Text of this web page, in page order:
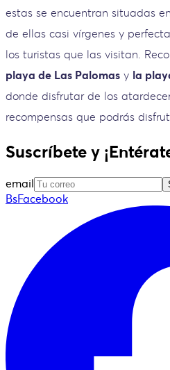
estas se encuentran situadas
de ellas casi vírgenes y
los turistas que las visitan.
playa de Las Palomas y la
donde disfrutar de los
recompensas que podrás
Suscríbete y
email
BsFacebook